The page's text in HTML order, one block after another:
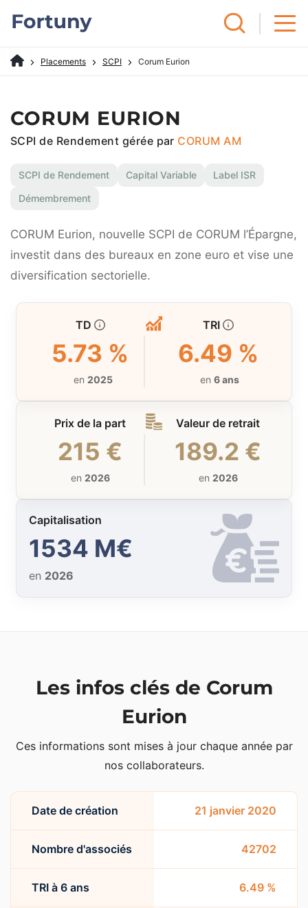
Placements SCPI Corum Eurion
CORUM EURION
SCPI de Rendement gérée par CORUM AM
SCPI de Rendement Capital Variable
Label ISR
Démembrement
CORUM Eurion, nouvelle SCPI de CORUM l’Épargne,
investit dans des bureaux en zone euro et vise une
diversification sectorielle.
TD
5.73 %
en 2025
TRI
6.49 %
en 6 ans
Prix de la part
215 €
en 2026
Valeur de retrait
189.2 €
en 2026
Capitalisation
1534 M€
en 2026
Les infos clés de Corum
Eurion
Ces informations sont mises à jour chaque année par
nos collaborateurs.
Date de création 21 janvier 2020
Nombre d'associés 42702
TRI à 6 ans 6.49 %